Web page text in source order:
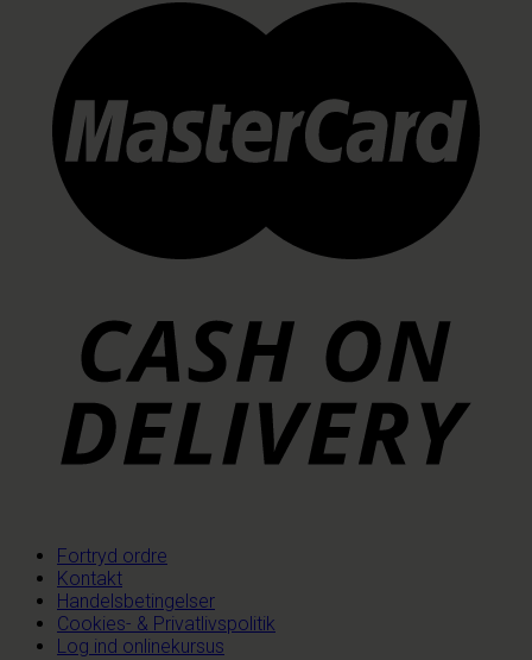
Fortryd ordre
Kontakt
Handelsbetingelser
Cookies- & Privatlivspolitik
Log ind onlinekursus